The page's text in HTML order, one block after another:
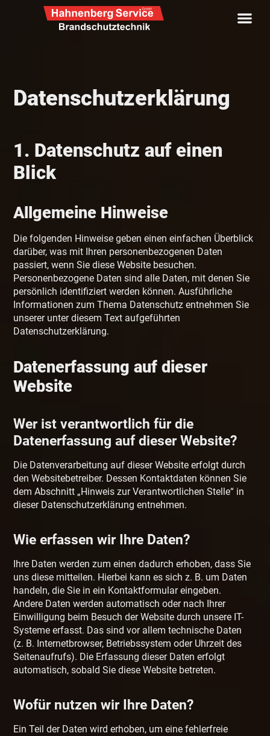
Datenschutz­erklärung
1. Datenschutz auf einen
Blick
Allgemeine Hinweise
Die folgenden Hinweise geben einen einfachen Überblick
darüber, was mit Ihren personenbezogenen Daten
passiert, wenn Sie diese Website besuchen.
Personenbezogene Daten sind alle Daten, mit denen Sie
persönlich identifiziert werden können. Ausführliche
Informationen zum Thema Datenschutz entnehmen Sie
unserer unter diesem Text aufgeführten
Datenschutzerklärung.
Datenerfassung auf dieser
Website
Wer ist verantwortlich für die
Datenerfassung auf dieser Website?
Die Datenverarbeitung auf dieser Website erfolgt durch
den Websitebetreiber. Dessen Kontaktdaten können Sie
dem Abschnitt „Hinweis zur Verantwortlichen Stelle“ in
dieser Datenschutzerklärung entnehmen.
Wie erfassen wir Ihre Daten?
Ihre Daten werden zum einen dadurch erhoben, dass Sie
uns diese mitteilen. Hierbei kann es sich z. B. um Daten
handeln, die Sie in ein Kontaktformular eingeben.
Andere Daten werden automatisch oder nach Ihrer
Einwilligung beim Besuch der Website durch unsere IT-
Systeme erfasst. Das sind vor allem technische Daten
(z. B. Internetbrowser, Betriebssystem oder Uhrzeit des
Seitenaufrufs). Die Erfassung dieser Daten erfolgt
automatisch, sobald Sie diese Website betreten.
Wofür nutzen wir Ihre Daten?
Ein Teil der Daten wird erhoben, um eine fehlerfreie